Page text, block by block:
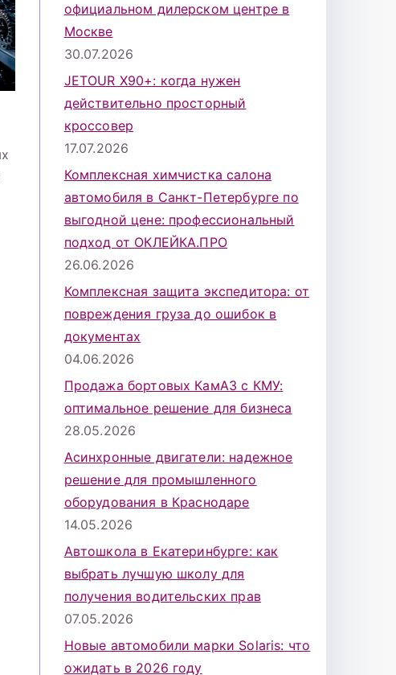
официальном дилерском центре в
Москве
30.07.2026
JETOUR X90+: когда нужен
действительно просторный
кроссовер
17.07.2026
Комплексная химчистка салона
автомобиля в Санкт-Петербурге по
выгодной цене: профессиональный
подход от ОКЛЕЙКА.ПРО
26.06.2026
Комплексная защита экспедитора: от
повреждения груза до ошибок в
документах
04.06.2026
Продажа бортовых КамАЗ с КМУ:
оптимальное решение для бизнеса
28.05.2026
Асинхронные двигатели: надежное
решение для промышленного
оборудования в Краснодаре
14.05.2026
Автошкола в Екатеринбурге: как
выбрать лучшую школу для
получения водительских прав
07.05.2026
Новые автомобили марки Solaris: что
ожидать в 2026 году